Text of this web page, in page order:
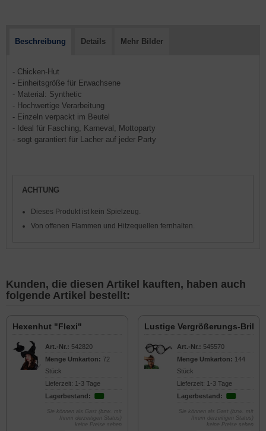
Beschreibung Details Mehr Bilder
- Chicken-Hut
- Einheitsgröße für Erwachsene
- Material: Synthetic
- Hochwertige Verarbeitung
- Einzeln verpackt im Beutel
- Ideal für Fasching, Karneval, Mottoparty
- sogt garantiert für Lacher auf jeder Party
ACHTUNG
Dieses Produkt ist kein Spielzeug.
Von offenen Flammen und Hitzequellen fernhalten.
Kunden, die diesen Artikel kauften, haben auch
folgende Artikel bestellt:
Hexenhut "Flexi"
Art.-Nr.: 542820
Menge Umkarton: 72
Stück
Lieferzeit: 1-3 Tage
Lagerbestand:
Sie können als Gast (bzw. mit
Ihrem derzeitigen Status)
keine Preise sehen
Lustige Vergrößerungs-Brille
Art.-Nr.: 545570
Menge Umkarton: 144
Stück
Lieferzeit: 1-3 Tage
Lagerbestand:
Sie können als Gast (bzw. mit
Ihrem derzeitigen Status)
keine Preise sehen